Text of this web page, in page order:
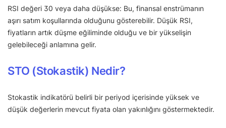
RSI değeri 30 veya daha düşükse: Bu, finansal enstrümanın
aşırı satım koşullarında olduğunu gösterebilir. Düşük RSI,
fiyatların artık düşme eğiliminde olduğu ve bir yükselişin
gelebileceği anlamına gelir.
STO (Stokastik) Nedir?
Stokastik indikatörü belirli bir periyod içerisinde yüksek ve
düşük değerlerin mevcut fiyata olan yakınlığını göstermektedir.